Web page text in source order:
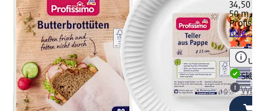
34,50 Kč
50 m
fólie, 50